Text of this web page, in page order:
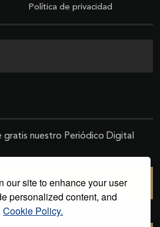
our site to enhance your user
personalized content, and
Cookie Policy.
Política de privacidad
gratis nuestro Periódico Digital
SUSCRIBIRSE